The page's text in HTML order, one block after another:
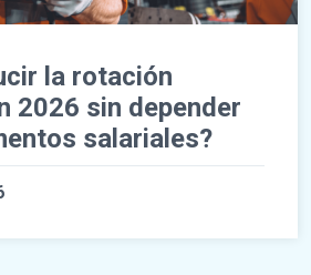
la rotación
2026 sin depender
salariales?